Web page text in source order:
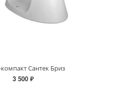
Сантек Бриз
3 500 ₽